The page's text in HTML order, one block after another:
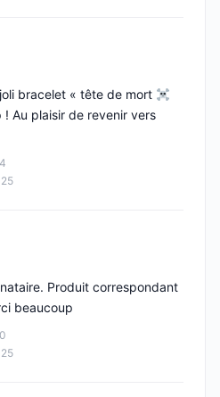
bracelet « tête de mort
Au plaisir de revenir vers
Produit correspondant
beaucoup